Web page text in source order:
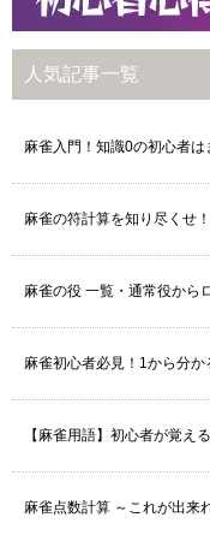
人気記事一覧
麻雀入門！知識0の初心者は
麻雀の符計算を知り尽くせ
麻雀の役 一覧・通常役から
麻雀初心者必見！1から分か
【麻雀用語】初心者が覚え
麻雀点数計算 ～これが出来